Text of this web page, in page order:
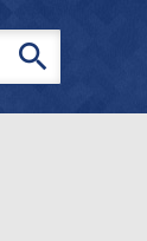
search